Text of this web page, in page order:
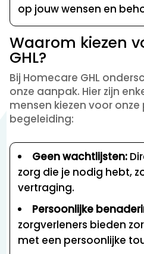
op jouw wensen en
Waarom kiezen
GHL?
Bij Homecare GHL
onze aanpak. Hier zijn
mensen kiezen voor onze
begeleiding:
Geen wachtlijsten:
zorg die je nodig hebt,
vertraging.
Persoonlijke
zorgverleners bieden
met een persoonlijke